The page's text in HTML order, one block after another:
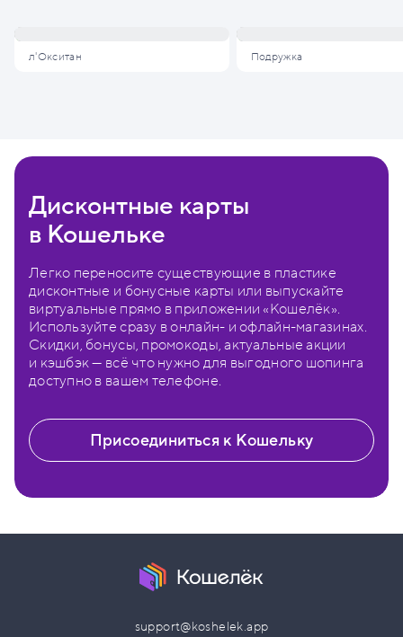
л'Окситан Подружка
Дисконтные карты
в Кошельке
Легко переносите существующие в пластике
дисконтные и бонусные карты или выпускайте
виртуальные прямо в приложении «Кошелёк».
Используйте сразу в онлайн- и офлайн-магазинах.
Скидки, бонусы, промокоды, актуальные акции
и кэшбэк — всё что нужно для выгодного шопинга
доступно в вашем телефоне.
Присоединиться к Кошельку
support@koshelek.app